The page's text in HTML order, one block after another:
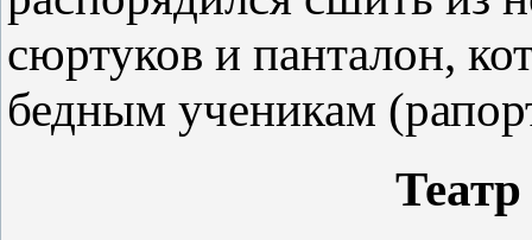
сюртуков и панталон,
бедным ученикам